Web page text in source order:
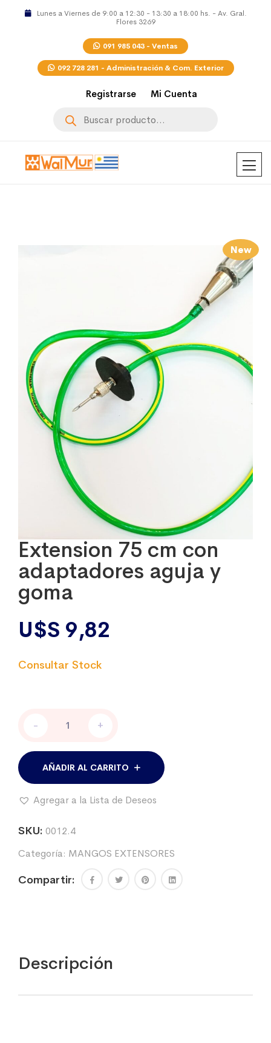
Lunes a Viernes de 9:00 a 12:30 - 13:30 a 18:00 hs. - Av. Gral.
Flores 3269
091 985 043 - Ventas
092 728 281 - Administración & Com. Exterior
Registrarse Mi Cuenta
New
Extension 75 cm con
adaptadores aguja y
goma
U$S 9,82
con
adaptadores
aguja
goma
- +
AÑADIR AL CARRITO
Agregar a la Lista de Deseos
SKU: 0012.4
Categoría: MANGOS EXTENSORES
Compartir:
Descripción